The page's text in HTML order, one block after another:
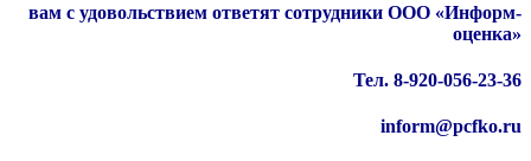
вам с удовольствием ответят сотрудники ООО «Информ-
оценка»
Тел. 8-920-056-23-36
inform@pcfko.ru